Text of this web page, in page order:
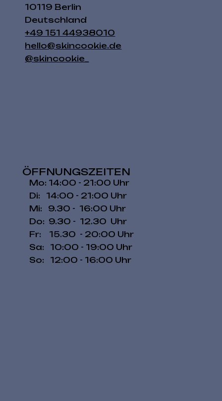
10119 Berlin
Deutschland
+49 151 44938010
hello@skincookie.de
@skincookie_
ÖFFNUNGSZEITEN
Mo: 14:00 - 21:00 Uhr
Di: 14:00 - 21:00 Uhr
Mi: 9.30 - 16:00 Uhr
Do: 9.30 - 12.30 Uhr
Fr: 15.30 - 20:00 Uhr
​​Sa: 10:00 - 19:00 Uhr
​So: 12:00 - 16:00 Uhr